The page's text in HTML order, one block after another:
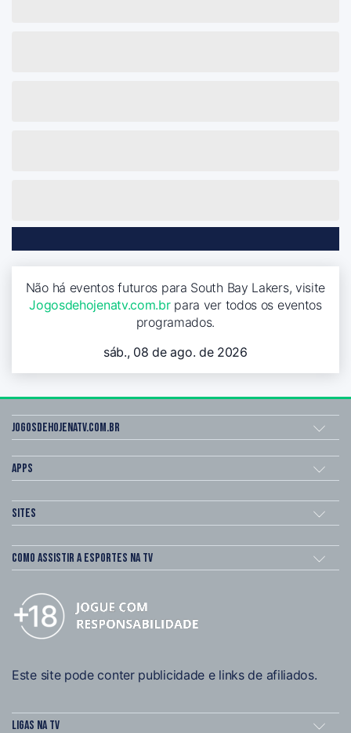
Não há eventos futuros para South Bay Lakers, visite
Jogosdehojenatv.com.brpara ver todos os eventos
programados.
sáb., 08 de ago. de 2026
Jogosdehojenatv.com.br
Apps
Sites
Como assistir a esportes na TV
Este site pode conter publicidade e links de afiliados.
Ligas na TV